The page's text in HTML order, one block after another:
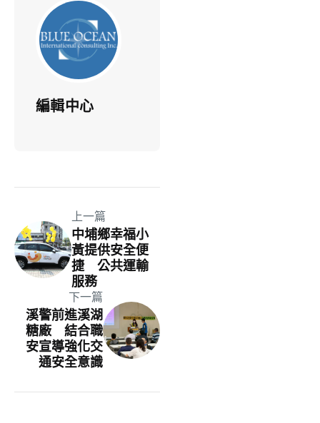
編輯中心
上一篇
中埔鄉幸福小
黃提供安全便
捷 公共運輸
服務
下一篇
溪警前進溪湖
糖廠 結合職
安宣導強化交
通安全意識